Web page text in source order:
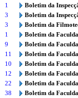
1
Boletim da
3
Boletim da
3
Boletim da
1
Boletim da
9
Boletim da
11
Boletim da
10
Boletim da
12
Boletim da
22
Boletim da
38
Boletim da